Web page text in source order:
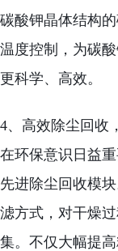
碳酸钾晶体结构
温度控制，为碳
更科学、高效。
4、高效除尘回收
在环保意识日益
先进除尘回收模
滤方式，对干燥
集。不仅大幅提